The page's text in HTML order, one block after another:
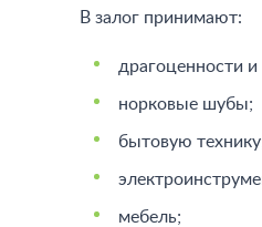
В залог принимают:
драгоценности
норковые шубы;
бытовую
мебель;